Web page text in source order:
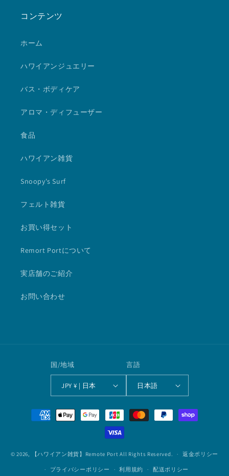
コンテンツ
ホーム
ハワイアンジュエリー
バス・ボディケア
アロマ・ディフューザー
食品
ハワイアン雑貨
Snoopy's Surf
フェルト雑貨
お買い得セット
Remort Portについて
実店舗のご紹介
お問い合わせ
国/地域
JPY ¥ | 日本
言語
日本語
法
© 2026, 【ハワイアン雑貨】Remote Port All Rights Reserved. 返金ポリシー
プライバシーポリシー 利用規約 配送ポリシー